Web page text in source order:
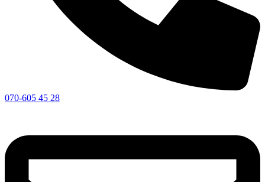
070-605 45 28